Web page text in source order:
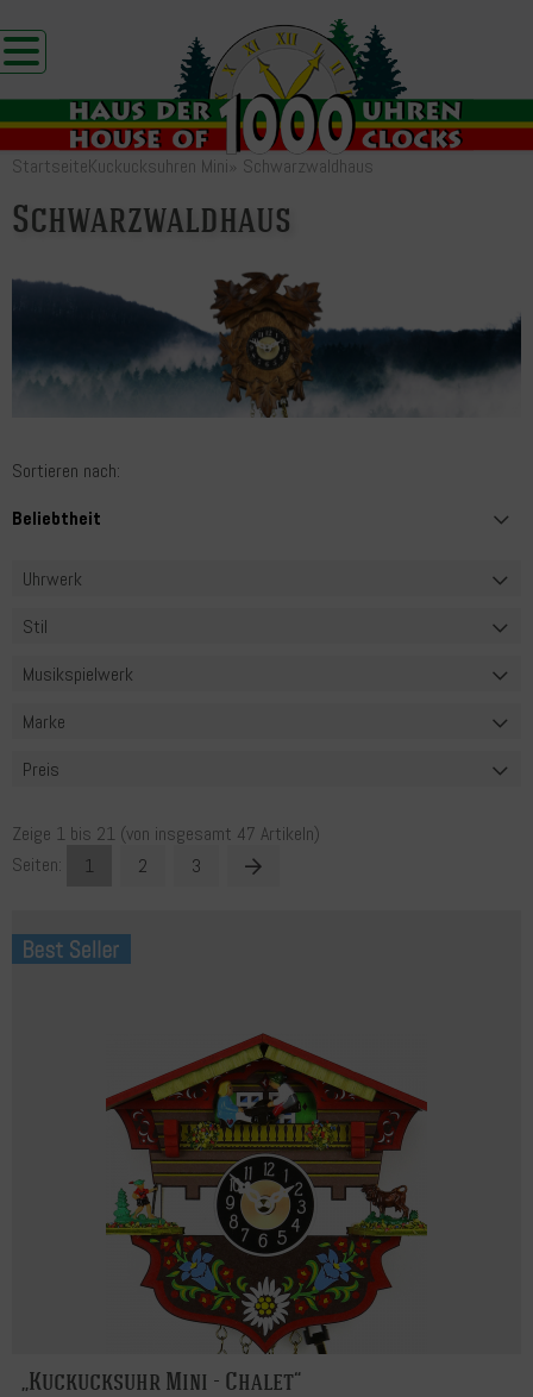
StartseiteKuckucksuhren Mini» Schwarzwaldhaus
Schwarzwaldhaus
Sortieren nach:
Uhrwerk
Stil
Musikspielwerk
Marke
Preis
Zeige 1 bis 21 (von insgesamt 47 Artikeln)
Seiten:
1 2 3
Kuckucksuhr Mini - Chalet